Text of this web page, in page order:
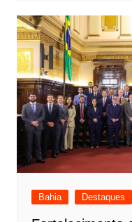
Bahia Destaques